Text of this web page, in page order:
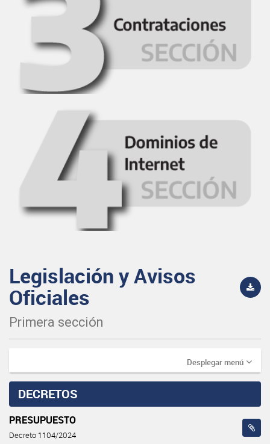
Legislación y Avisos
Oficiales
Primera sección
Desplegar menú
DECRETOS
PRESUPUESTO
Decreto 1104/2024